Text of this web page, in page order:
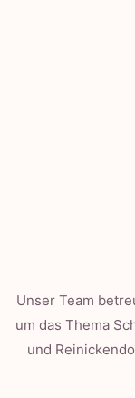
Unser Team
um das Thema
und